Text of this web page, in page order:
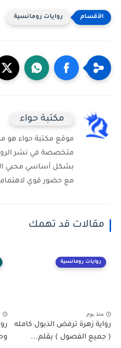
روايات رومانسية
مكتبة حواء
موقع مكتبة حواء هو
متخصصة في نشر
بشكل أساسي محبي
مع حضور قوي
مقالات قد تهمك
روايات رومانسية
منذ يوم
رواية زهرة ترفض الذبول كامله
( جميع الفصول ) بقلم...